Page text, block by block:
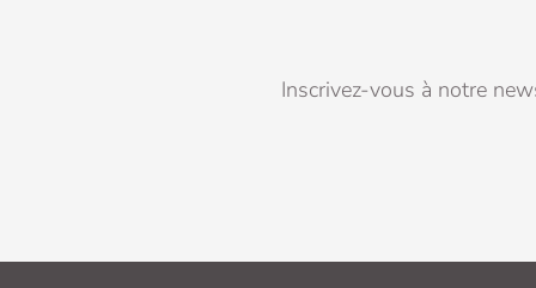
Inscrivez-vous à notre